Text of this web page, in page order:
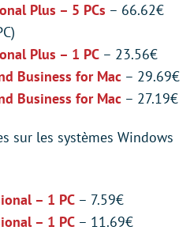
Plus – 5 PCs – 66.62€
Plus – 1 PC – 23.56€
Business for Mac – 29.69€
Business for Mac – 27.19€
sur les systèmes Windows
– 1 PC – 7.59€
– 1 PC – 11.69€